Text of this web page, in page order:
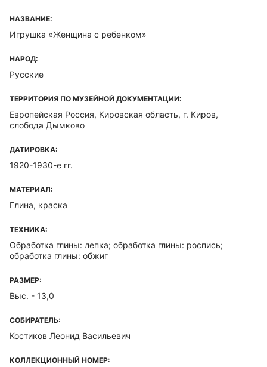
НАЗВАНИЕ:
Игрушка «Женщина с ребенком»
НАРОД:
Русские
ТЕРРИТОРИЯ ПО МУЗЕЙНОЙ ДОКУМЕНТАЦИИ:
Европейская Россия, Кировская область, г. Киров,
слобода Дымково
ДАТИРОВКА:
1920-1930-е гг.
МАТЕРИАЛ:
Глина, краска
ТЕХНИКА:
Обработка глины: лепка; обработка глины: роспись;
обработка глины: обжиг
РАЗМЕР:
Выс. - 13,0
СОБИРАТЕЛЬ:
Костиков Леонид Васильевич
КОЛЛЕКЦИОННЫЙ НОМЕР: